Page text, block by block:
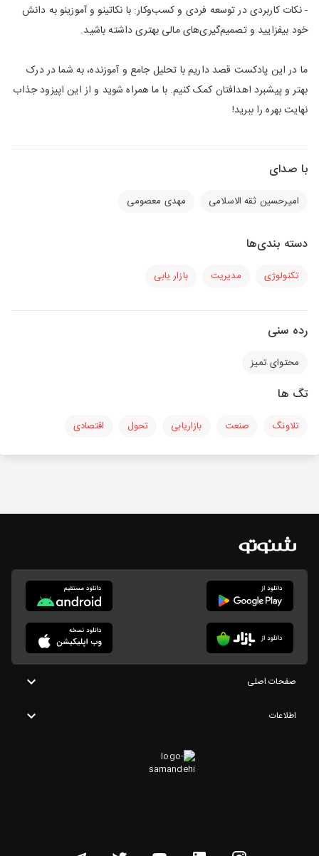
- نکات کاربردی در توسعه فردی و کسب‌وکار: با نکاتینو و آموزینو به دانش
خود بیفزایید و تصمیم‌گیری‌های مالی بهتری داشته باشید.
ما در این پادکست قصد داریم با تحلیل جامع و آموزنده، به شما در درک
بهتر و پیشبرد اهدافتان کمک کنیم. با ما همراه شوید و از این اپیزود جذاب
نهایت بهره را ببرید!
با صدای
امیرحسین ثقه الاسلامی مهدی معصومی
دسته بندی‌ها
تکنولوژی مدیریت بازار یابی
رده سنی
محتوای تمیز
تگ ها
تلاونگ صنعت بازاریابی تحول اقتصادی
صفحات اصلی
اطلاعات